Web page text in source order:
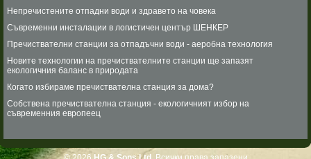
Непречистените отпадни води и здравето на човека
Съвременни инсталации в логистичен център ШЕНКЕР
Пречиствателни станции за отпадъчни води - аеробна технология
Новите технологии на пречиствателните станции ще запазят
екологичния баланс в природата
Когато избираме пречиствателна станция за дома?
Собствена пречиствателна станция - екологичният избор на
съвременния европеец